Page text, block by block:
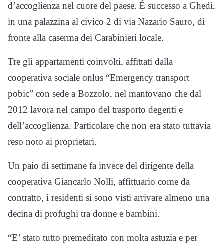
d’accoglienza nel cuore del paese. É successo a Ghedi,
in una palazzina al civico 2 di via Nazario Sauro, di
fronte alla caserma dei Carabinieri locale.
Tre gli appartamenti coinvolti, affittati dalla
cooperativa sociale onlus “Emergency transport
pobic” con sede a Bozzolo, nel mantovano che dal
2012 lavora nel campo del trasporto degenti e
dell’accoglienza. Particolare che non era stato tuttavia
reso noto ai proprietari.
Un paio di settimane fa invece del dirigente della
cooperativa Giancarlo Nolli, affittuario come da
contratto, i residenti si sono visti arrivare almeno una
decina di profughi tra donne e bambini.
“E’ stato tutto premeditato con molta astuzia e per